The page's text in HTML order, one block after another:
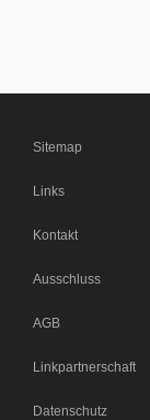
Sitemap
Links
Kontakt
Ausschluss
AGB
Linkpartnerschaft
Datenschutz